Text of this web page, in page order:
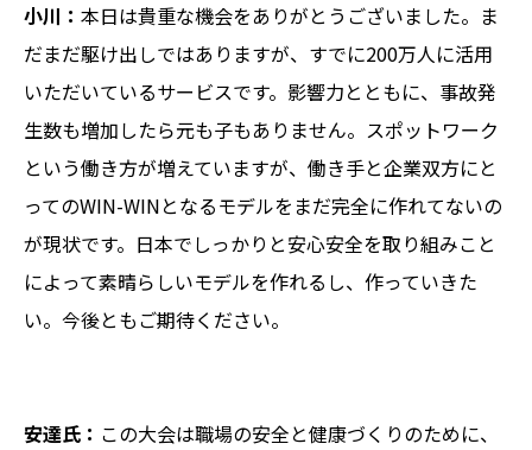
小川： 本日は貴重な機会をありがとうございました。ま
だまだ駆け出しではありますが、すでに200万人に活用
いただいているサービスです。影響力とともに、事故発
生数も増加したら元も子もありません。スポットワーク
という働き方が増えていますが、働き手と企業双方にと
ってのWIN-WINとなるモデルをまだ完全に作れてないの
が現状です。日本でしっかりと安心安全を取り組みこと
によって素晴らしいモデルを作れるし、作っていきた
い。今後ともご期待ください。
安達氏： この大会は職場の安全と健康づくりのために、